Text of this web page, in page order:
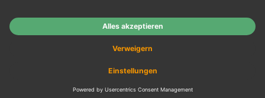
Das Angebot unseres Web-Shops richtet sich nicht an
Wiederverkäufer. Wenn Sie Wiederverkäufer sind, registrieren Sie sich bitte in unserem